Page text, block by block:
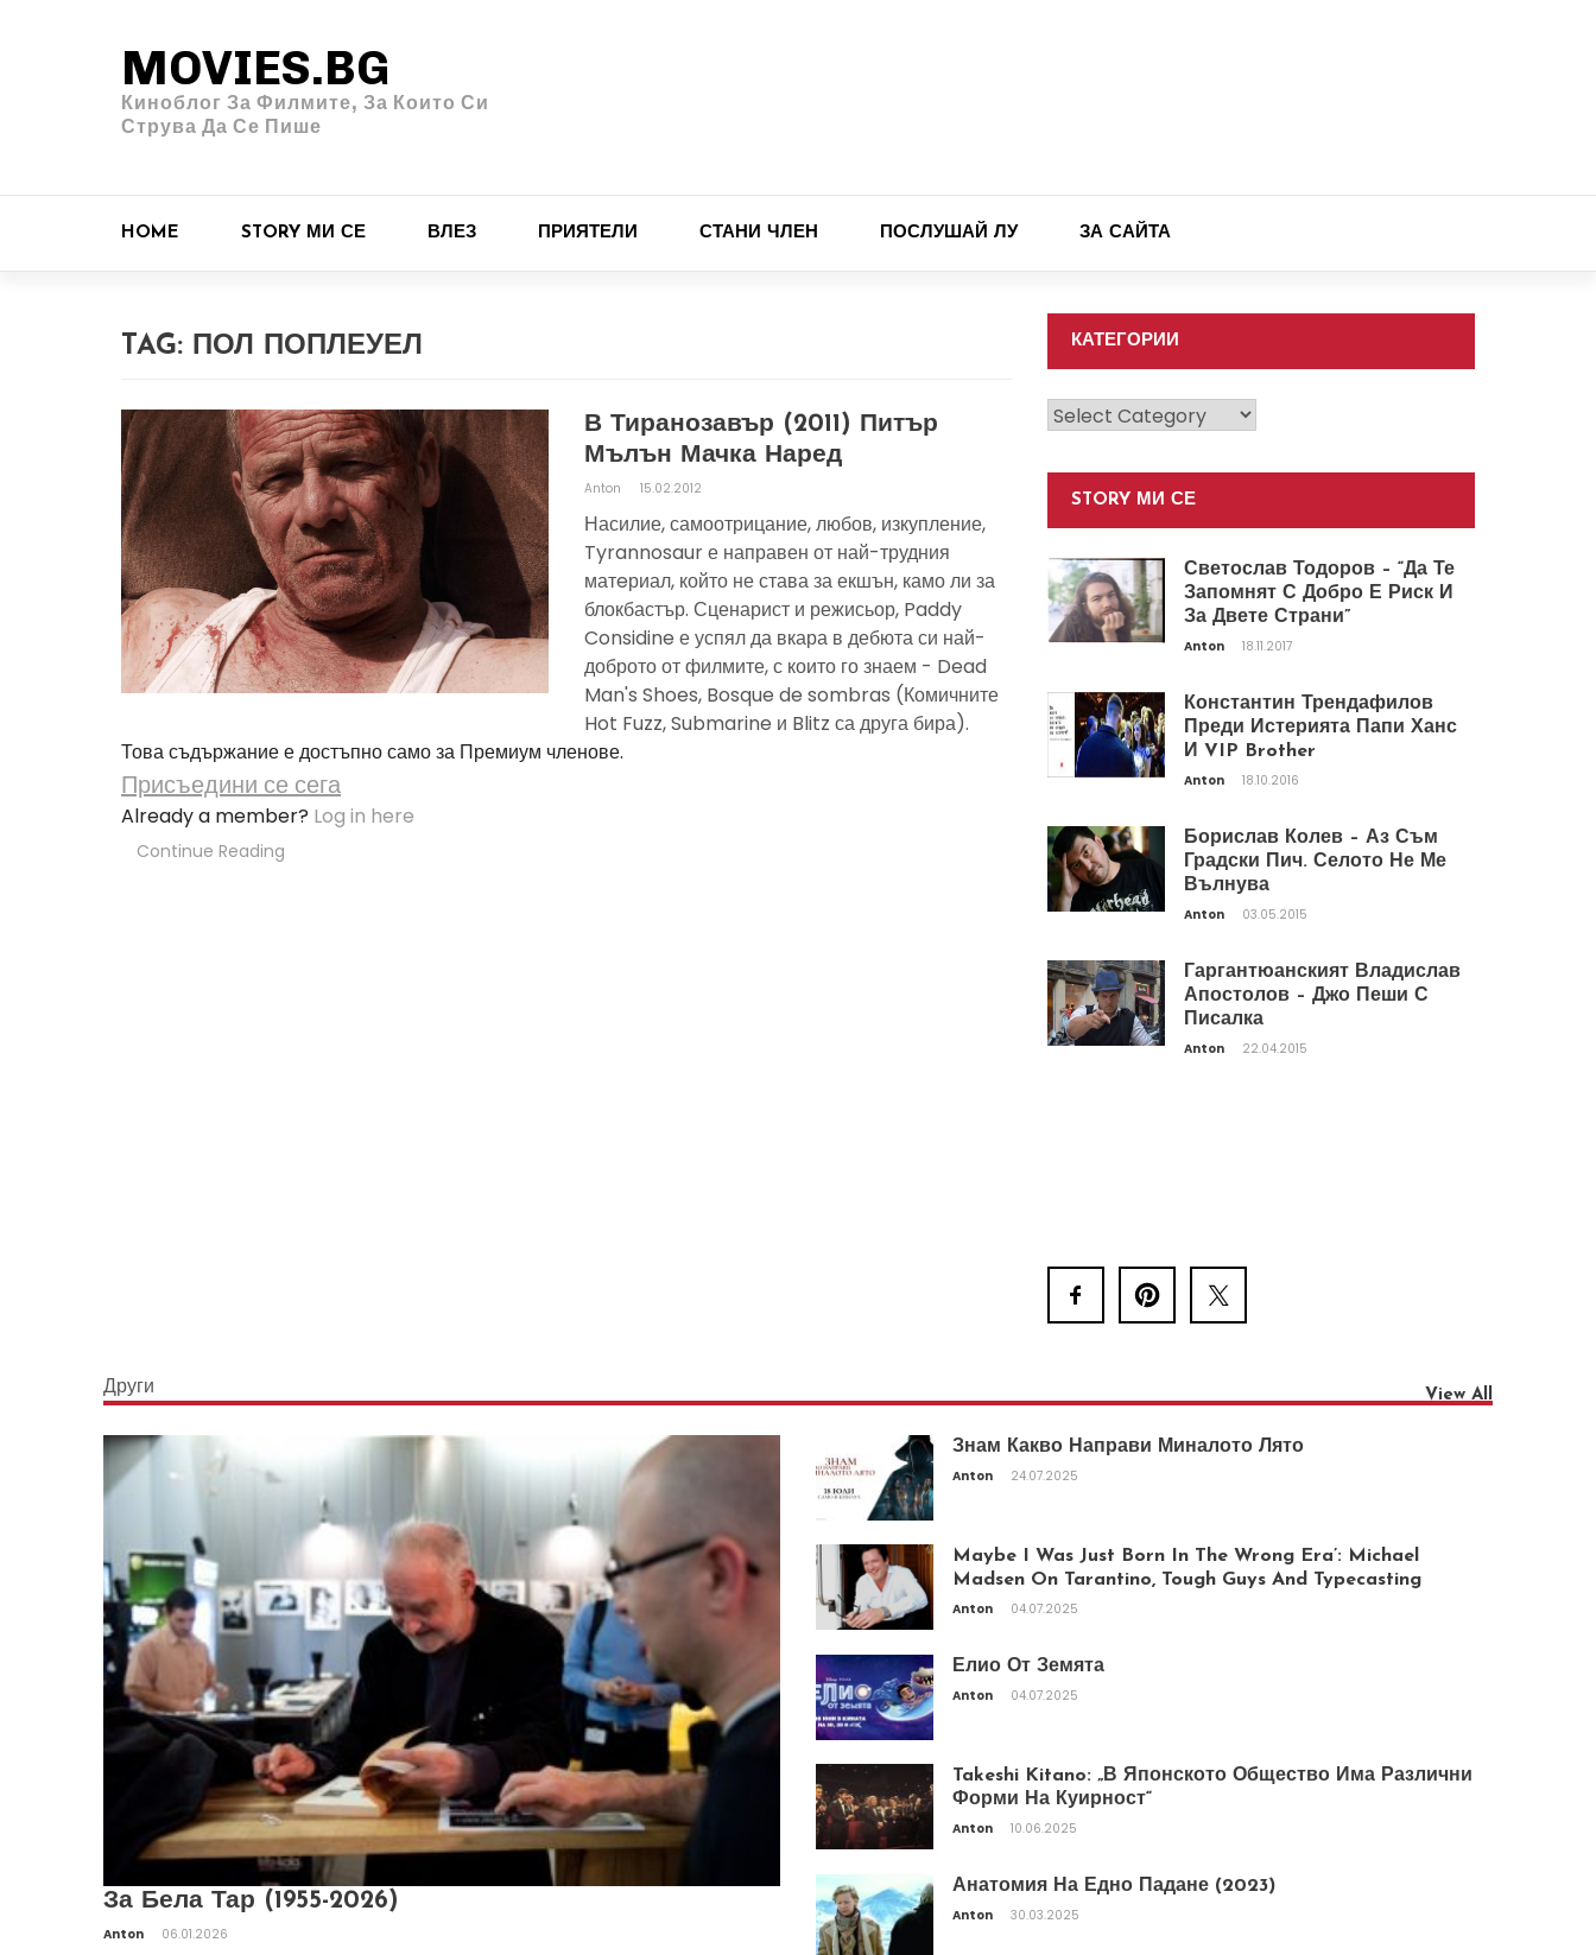
MOVIES.BG
Киноблог За Филмите, За Които Си
Струва Да Се Пише
HOME STORY МИ СЕ ВЛЕЗ ПРИЯТЕЛИ СТАНИ ЧЛЕН ПОСЛУШАЙ ЛУ ЗА САЙТА
TAG: ПОЛ ПОПЛЕУЕЛ
В Тиранозавър (2011) Питър
Мълън Мачка Наред
Anton 15.02.2012
Насилие, самоотрицание, любов, изкупление,
Tyrannosaur е направен от най-трудния
матeриал, който не става за екшън, камо ли за
блокбастър. Сценарист и режисьор, Paddy
Considine е успял да вкара в дебюта си най-
доброто от филмите, с които го знаем - Dead
Man's Shoes, Bosque de sombras (Комичните
Hot Fuzz, Submarine и Blitz са друга бира).
Това съдържание е достъпно само за Премиум членове.
Присъедини се сега
Already a member? Log in here
Continue Reading
КАТЕГОРИИ
Категории
STORY МИ СЕ
Светослав Тодоров – “Да Те
Запомнят С Добро Е Риск И
За Двете Страни”
Anton 18.11.2017
Константин Трендафилов
Преди Истерията Папи Ханс
И VIP Brother
Anton 18.10.2016
Борислав Колев – Аз Съм
Градски Пич. Селото Не Ме
Вълнува
Anton 03.05.2015
Гаргантюанският Владислав
Апостолов – Джо Пеши С
Писалка
Anton 22.04.2015
Други View All
За Бела Тар (1955-2026)
Anton 06.01.2026
Знам Какво Направи Миналото Лято
Anton 24.07.2025
Maybe I Was Just Born In The Wrong Era’: Michael
Madsen On Tarantino, Tough Guys And Typecasting
Anton 04.07.2025
Елио От Земята
Anton 04.07.2025
Takeshi Kitano: „В Японското Общество Има Различни
Форми На Куирност“
Anton 10.06.2025
Анатомия На Едно Падане (2023)
Anton 30.03.2025